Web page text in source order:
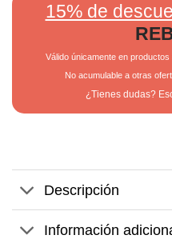
15% de
Válido únicamente en
No acumulable a otras
¿Tienes dudas?
Descripción
Información